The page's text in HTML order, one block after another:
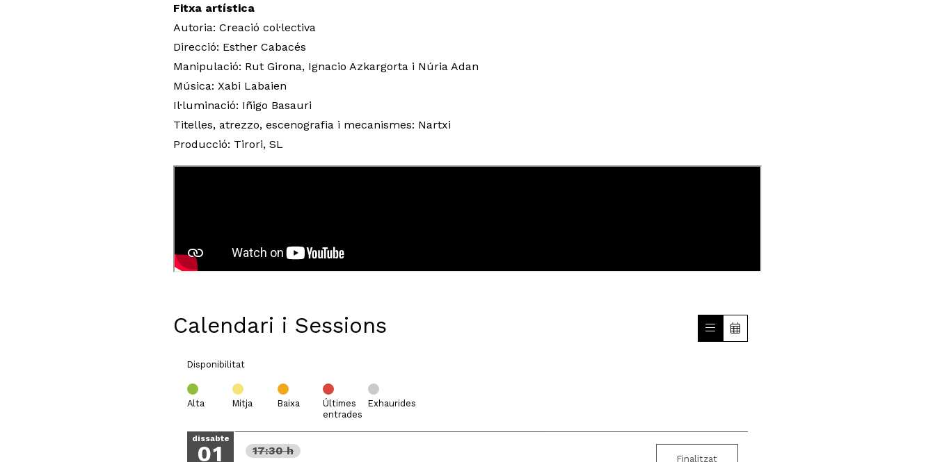
Fitxa artística
Autoria: Creació col·lectiva
Direcció: Esther Cabacés
Manipulació: Rut Girona, Ignacio Azkargorta i Núria Adan
Música: Xabi Labaien
Il·luminació: Iñigo Basauri
Titelles, atrezzo, escenografia i mecanismes: Nartxi
Producció: Tirori, SL
Calendari i Sessions
Disponibilitat
Alta Mitja Baixa
Últimes
entrades
Exhaurides
dissabte
01 17:30 h
Finalitzat